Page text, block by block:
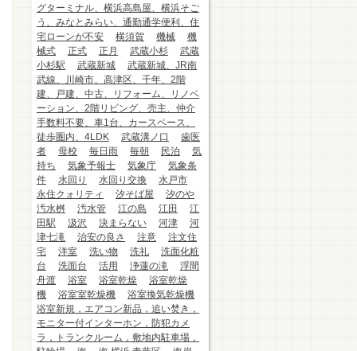
グターミナル、横浜高島屋、横浜そご
う、みなとみらい、通勤通学便利、住
宅ローンが不安
横須賀 機械
機
械式
正式 正月 武蔵小杉
武蔵
小杉駅
武蔵新城
武蔵新城、JR南
武線、川崎市、高津区、千年、2階
建、戸建、中古、リフォーム、リノベ
ーション、2階リビング、売主、仲介
手数料不要、車1台、カースペース、
徒歩圏内、4LDK
武蔵溝ノ口
歯医
者
母校 毎日雨 毎朝 民泊
気
持ち
気象予報士 気象庁
気象条
件
水回り 水回り交換
水戸市
永住クォリティ
汐そば屋
汐のや
汚水桝
汚水管 江の島 江田
江
田駅
汲沢 決まらない 河津
河
津七滝
治安の良さ 注意
注文住
宅
洋室 洗い物 洗礼
洗面化粧
台
洗面台 活用 浄蓮の滝
浮間
舟渡
浴室 浴室乾燥
浴室乾燥
機
浴室室乾燥機
浴室換気乾燥機
浴室新規，エアコン新品，追い焚き，
モニター付インターホン，防犯カメ
ラ，トランクルーム，敷地内駐車場，